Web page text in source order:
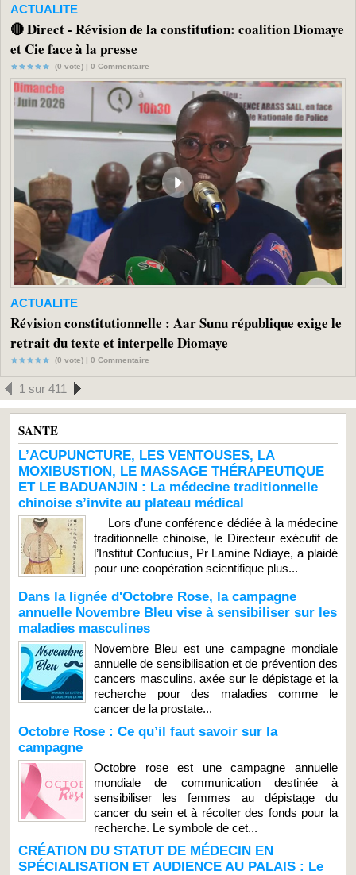
ACTUALITE
🔴 Direct - Révision de la constitution: coalition Diomaye
et Cie face à la presse
(0 vote) | 0 Commentaire
ACTUALITE
Révision constitutionnelle : Aar Sunu république exige le
retrait du texte et interpelle Diomaye
(0 vote) | 0 Commentaire
1 sur 411
SANTE
L’ACUPUNCTURE, LES VENTOUSES, LA
MOXIBUSTION, LE MASSAGE THÉRAPEUTIQUE
ET LE BADUANJIN : La médecine traditionnelle
chinoise s’invite au plateau médical
Lors d’une conférence dédiée à la médecine
traditionnelle chinoise, le Directeur exécutif de
l’Institut Confucius, Pr Lamine Ndiaye, a plaidé
pour une coopération scientifique plus...
Dans la lignée d'Octobre Rose, la campagne
annuelle Novembre Bleu vise à sensibiliser sur les
maladies masculines
Novembre Bleu est une campagne mondiale
annuelle de sensibilisation et de prévention des
cancers masculins, axée sur le dépistage et la
recherche pour des maladies comme le
cancer de la prostate...
Octobre Rose : Ce qu’il faut savoir sur la
campagne
Octobre rose est une campagne annuelle
mondiale de communication destinée à
sensibiliser les femmes au dépistage du
cancer du sein et à récolter des fonds pour la
recherche. Le symbole de cet...
CRÉATION DU STATUT DE MÉDECIN EN
SPÉCIALISATION ET AUDIENCE AU PALAIS : Le